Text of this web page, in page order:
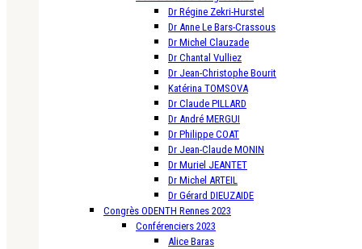
Dr Régine Zekri-Hurstel
Dr Anne Le Bars-Crassous
Dr Michel Clauzade
Dr Chantal Vulliez
Dr Jean-Christophe Bourit
Katérina TOMSOVA
Dr Claude PILLARD
Dr André MERGUI
Dr Philippe COAT
Dr Jean-Claude MONIN
Dr Muriel JEANTET
Dr Michel ARTEIL
Dr Gérard DIEUZAIDE
Congrès ODENTH Rennes 2023
Conférenciers 2023
Alice Baras